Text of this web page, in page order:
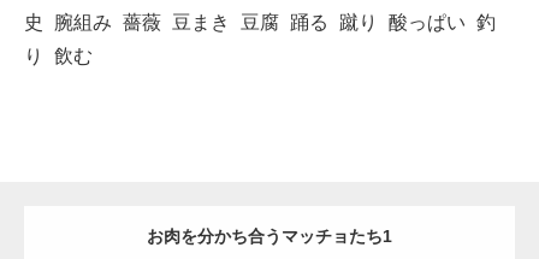
史
腕組み 薔薇 豆まき 豆腐 踊る 蹴り 酸っぱい 釣
り
飲む
お肉を分かち合うマッチョたち1